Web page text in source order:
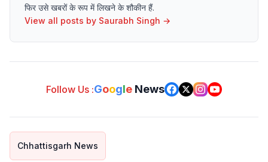
फिर उसे खबरों के रूप में लिखने के शौकीन हैं.
View all posts by Saurabh Singh →
Follow Us :Google News
Chhattisgarh News